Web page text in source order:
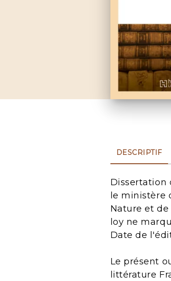
DESCRIPTIF
Dissertation
le ministère
Nature et
loy ne
Date de
Le présent
littérature